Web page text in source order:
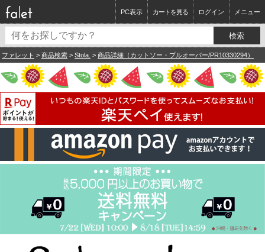
ログイン メニュー
カートを見る
PC表示
ファレット > 商品検索 > Stola. > 商品詳細（カットソー・プルオーバー/PR10330294）